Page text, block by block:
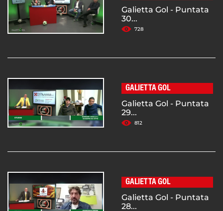
Galietta Gol - Puntata
30...
728
GALIETTA GOL
Galietta Gol - Puntata
29...
812
GALIETTA GOL
Galietta Gol - Puntata
28...